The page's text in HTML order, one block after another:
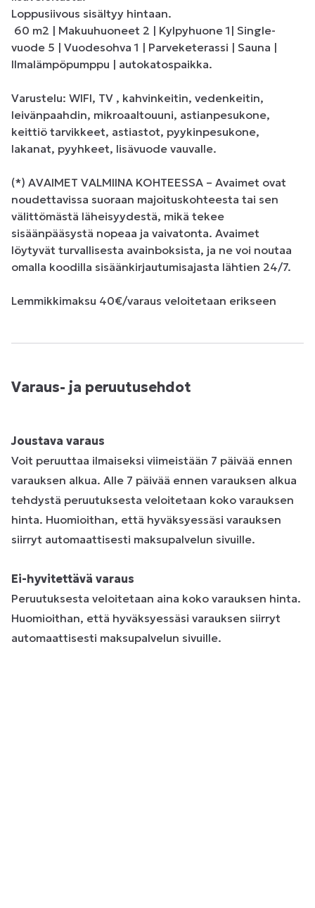
Loppusiivous sisältyy hintaan.
vuode 5 | Vuodesohva 1 | Parveketerassi | Sauna |
Ilmalämpöpumppu | autokatospaikka.
Varustelu: WIFI, TV , kahvinkeitin, vedenkeitin,
leivänpaahdin, mikroaaltouuni, astianpesukone,
keittiö tarvikkeet, astiastot, pyykinpesukone,
lakanat, pyyhkeet, lisävuode vauvalle.
(*) AVAIMET VALMIINA KOHTEESSA – Avaimet ovat
noudettavissa suoraan majoituskohteesta tai sen
välittömästä läheisyydestä, mikä tekee
sisäänpääsystä nopeaa ja vaivatonta. Avaimet
löytyvät turvallisesta avainboksista, ja ne voi noutaa
omalla koodilla sisäänkirjautumisajasta lähtien 24/7.
Lemmikkimaksu 40€/varaus veloitetaan erikseen
Varaus- ja peruutusehdot
Joustava varaus
Voit peruuttaa ilmaiseksi viimeistään 7 päivää ennen
varauksen alkua. Alle 7 päivää ennen varauksen alkua
tehdystä peruutuksesta veloitetaan koko varauksen
hinta. Huomioithan, että hyväksyessäsi varauksen
siirryt automaattisesti maksupalvelun sivuille.
Ei-hyvitettävä varaus
Peruutuksesta veloitetaan aina koko varauksen hinta.
Huomioithan, että hyväksyessäsi varauksen siirryt
automaattisesti maksupalvelun sivuille.